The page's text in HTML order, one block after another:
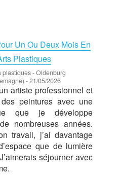
Un Ou Deux Mois En
Plastiques
plastiques-Oldenburg
-21/05/2026
artiste professionnel et
peintures avec une
que je développe
nombreuses années.
travail, j’ai davantage
que de lumière
séjourner avec